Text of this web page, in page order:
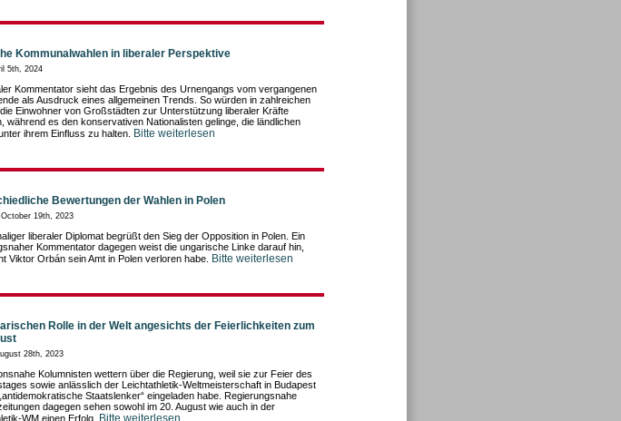
Kommunalwahlen in liberaler Perspektive
5th, 2024
Kommentator sieht das Ergebnis des Urnengangs vom vergangenen
als Ausdruck eines allgemeinen Trends. So würden in zahlreichen
Einwohner von Großstädten zur Unterstützung liberaler Kräfte
während es den konservativen Nationalisten gelinge, die ländlichen
ihrem Einfluss zu halten.
Bitte weiterlesen
Bewertungen der Wahlen in Polen
19th, 2023
liberaler Diplomat begrüßt den Sieg der Opposition in Polen. Ein
Kommentator dagegen weist die ungarische Linke darauf hin,
Viktor Orbán sein Amt in Polen verloren habe.
Bitte weiterlesen
Rolle in der Welt angesichts der Feierlichkeiten zum
28th, 2023
Kolumnisten wettern über die Regierung, weil sie zur Feier des
sowie anlässlich der Leichtathletik-Weltmeisterschaft in Budapest
Staatslenker“ eingeladen habe. Regierungsnahe
dagegen sehen sowohl im 20. August wie auch in der
WM einen Erfolg.
Bitte weiterlesen